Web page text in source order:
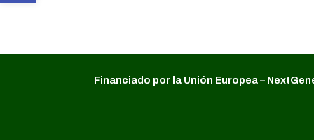
Financiado por la Unión Europea –